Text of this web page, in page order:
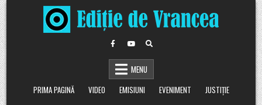
Skip
to
content
MENU
PRIMA PAGINĂ
VIDEO EMISIUNI EVENIMENT
JUSTIȚIE